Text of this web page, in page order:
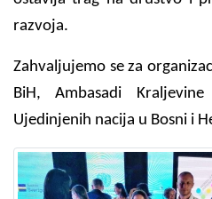
razvoja.
Zahvaljujemo se za
BiH, Ambasadi
Ujedinjenih nacija u Bosni i